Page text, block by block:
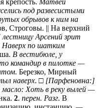
под развесистыми
обрывов к ним на
Строговы. || На верхний
Арсений зрит
по шатким
В вестибюле, у
командир в пилотке —
. Березко, Мирный
наверх. □ [Парфеновна:]
Хоть в реку вылей —
2. перен. Разг. В